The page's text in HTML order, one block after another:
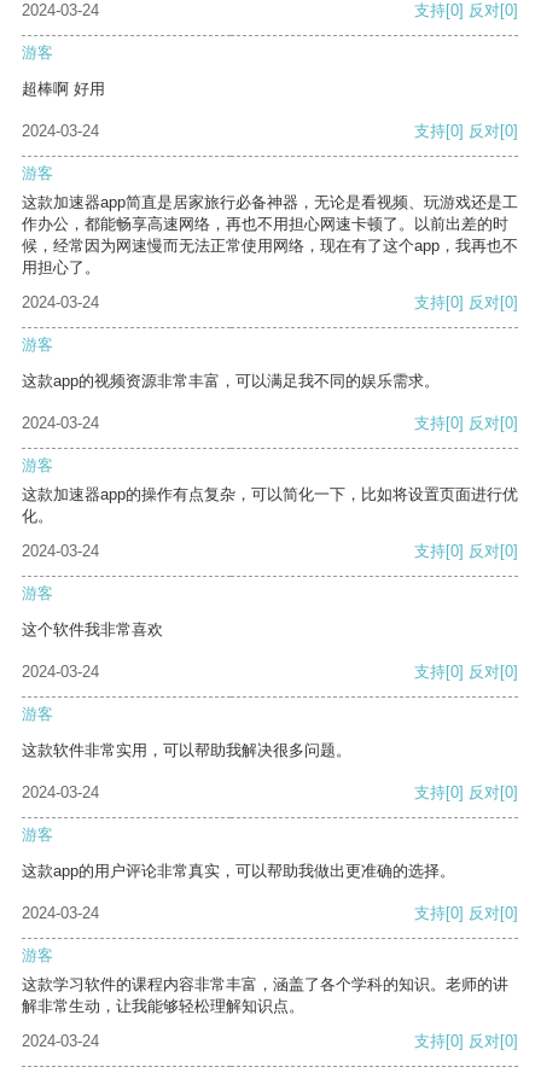
2024-03-24 支持[0] 反对[0]
游客
超棒啊 好用
2024-03-24 支持[0] 反对[0]
游客
这款加速器app简直是居家旅行必备神器，无论是看视频、玩游戏还是工
作办公，都能畅享高速网络，再也不用担心网速卡顿了。以前出差的时
候，经常因为网速慢而无法正常使用网络，现在有了这个app，我再也不
用担心了。
2024-03-24
支持[0] 反对[0]
游客
这款app的视频资源非常丰富，可以满足我不同的娱乐需求。
2024-03-24 支持[0] 反对[0]
游客
这款加速器app的操作有点复杂，可以简化一下，比如将设置页面进行优
化。
2024-03-24
支持[0] 反对[0]
游客
这个软件我非常喜欢
2024-03-24 支持[0] 反对[0]
游客
这款软件非常实用，可以帮助我解决很多问题。
2024-03-24 支持[0] 反对[0]
游客
这款app的用户评论非常真实，可以帮助我做出更准确的选择。
2024-03-24 支持[0] 反对[0]
游客
这款学习软件的课程内容非常丰富，涵盖了各个学科的知识。老师的讲
解非常生动，让我能够轻松理解知识点。
2024-03-24
支持[0] 反对[0]